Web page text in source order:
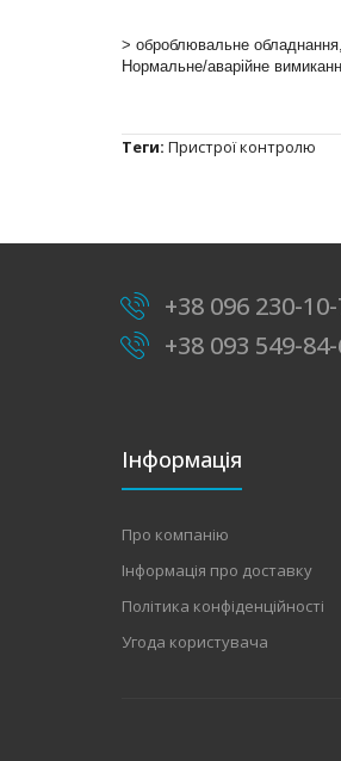
> оброблювальне
Нормальне/аварійне
Теги: Пристрої контролю
+38 096 230-
+38 093 549-
Інформація
Про компанію
Інформація про доставку
Політика конфіденційності
Угода користувача